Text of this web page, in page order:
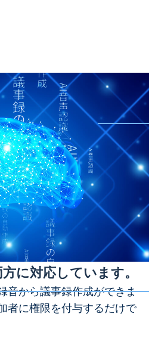
に対応しています。
音から議事録作成ができま
者に権限を付与するだけで